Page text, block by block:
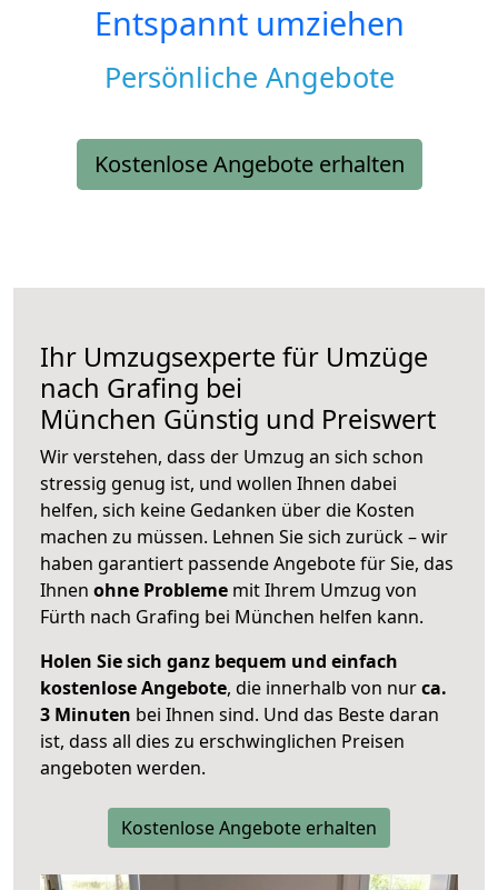
Entspannt umziehen
Persönliche Angebote
Kostenlose Angebote erhalten
Ihr Umzugsexperte für Umzüge
nach Grafing bei
München Günstig und Preiswert
Wir verstehen, dass der Umzug an sich schon
stressig genug ist, und wollen Ihnen dabei
helfen, sich keine Gedanken über die Kosten
machen zu müssen. Lehnen Sie sich zurück – wir
haben garantiert passende Angebote für Sie, das
Ihnen ohne Probleme mit Ihrem Umzug von
Fürth nach Grafing bei München helfen kann.
Holen Sie sich ganz bequem und einfach
kostenlose Angebote, die innerhalb von nurca.
3 Minuten bei Ihnen sind. Und das Beste daran
ist, dass all dies zu erschwinglichen Preisen
angeboten werden.
Kostenlose Angebote erhalten